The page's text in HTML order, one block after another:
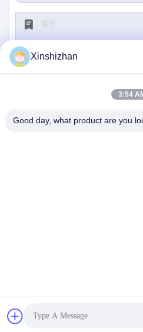
제출
개인정보 보호 정책 |중국 좋은 품질
Xinshizhan
3:54
Good day, what product are you